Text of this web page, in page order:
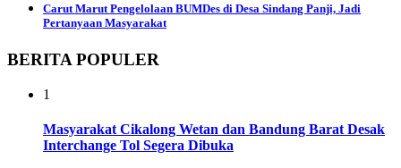
Carut Marut Pengelolaan BUMDes di Desa Sindang Panji, Jadi
Pertanyaan Masyarakat
BERITA POPULER
1
Masyarakat Cikalong Wetan dan Bandung Barat Desak
Interchange Tol Segera Dibuka